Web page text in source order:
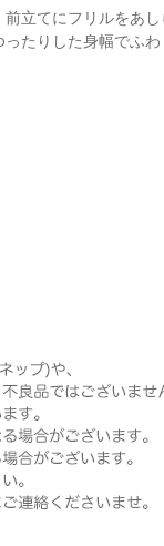
立てにフリルをあ
たりした身幅でふ